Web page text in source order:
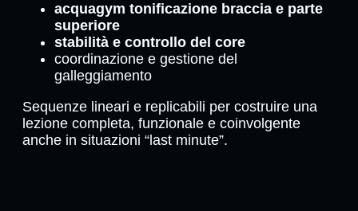
acquagym tonificazione braccia e parte
superiore
stabilità e controllo del core
coordinazione e gestione del
galleggiamento
Sequenze lineari e replicabili per costruire una
lezione completa, funzionale e coinvolgente
anche in situazioni “last minute”.